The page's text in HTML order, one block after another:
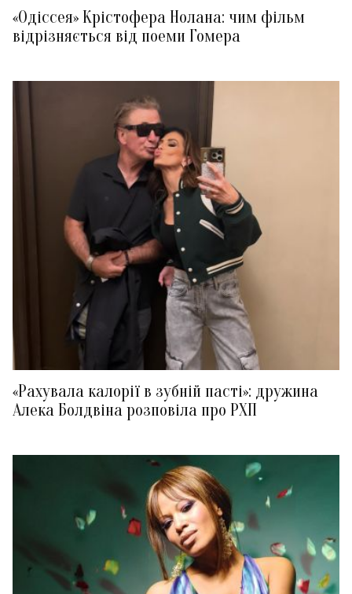
«Одіссея» Крістофера Нолана: чим фільм
відрізняється від поеми Гомера
«Рахувала калорії в зубній пасті»: дружина
Алека Болдвіна розповіла про РХП